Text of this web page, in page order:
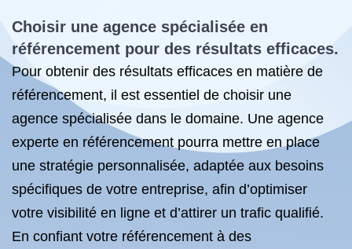
Choisir une agence spécialisée en
référencement pour des résultats efficaces.
Pour obtenir des résultats efficaces en matière de
référencement, il est essentiel de choisir une
agence spécialisée dans le domaine. Une agence
experte en référencement pourra mettre en place
une stratégie personnalisée, adaptée aux besoins
spécifiques de votre entreprise, afin d’optimiser
votre visibilité en ligne et d’attirer un trafic qualifié.
En confiant votre référencement à des